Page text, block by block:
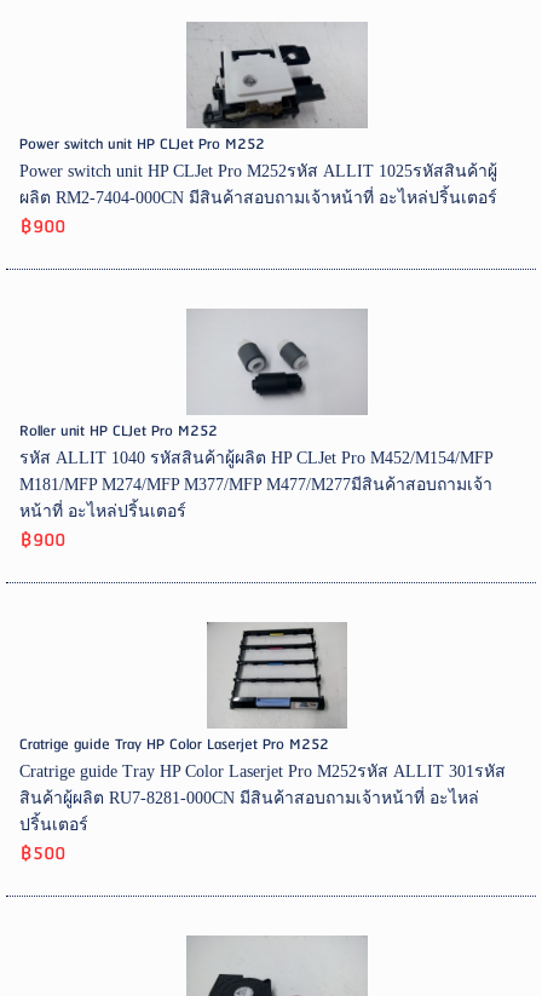
Power switch unit HP CLJet Pro M252
Power switch unit HP CLJet Pro M252รหัส ALLIT 1025รหัสสินค้าผู้
ผลิต RM2-7404-000CN มีสินค้าสอบถามเจ้าหน้าที่ อะไหล่ปริ้นเตอร์
฿900
Roller unit HP CLJet Pro M252
รหัส ALLIT 1040 รหัสสินค้าผู้ผลิต HP CLJet Pro M452/M154/MFP
M181/MFP M274/MFP M377/MFP M477/M277มีสินค้าสอบถามเจ้า
หน้าที่ อะไหล่ปริ้นเตอร์
฿900
Cratrige guide Tray HP Color Laserjet Pro M252
Cratrige guide Tray HP Color Laserjet Pro M252รหัส ALLIT 301รหัส
สินค้าผู้ผลิต RU7-8281-000CN มีสินค้าสอบถามเจ้าหน้าที่ อะไหล่
ปริ้นเตอร์
฿500